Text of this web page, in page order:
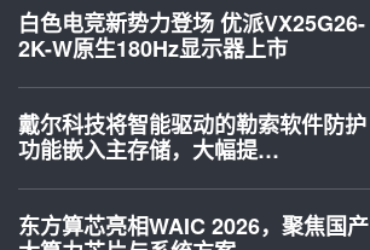
白色电竞新势力登场 优派VX25G26-
2K-W原生180Hz显示器上市
戴尔科技将智能驱动的勒索软件防护
功能嵌入主存储，大幅提…
东方算芯亮相WAIC 2026，聚焦国产